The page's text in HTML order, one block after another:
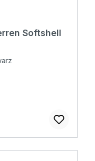
5 von 5 Sternen
Softshell